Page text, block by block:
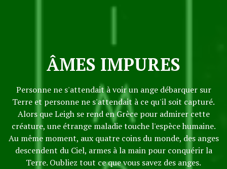
ÂMES IMPURES
Personne ne s'attendait à voir un ange débarquer sur
Terre et personne ne s'attendait à ce qu'il soit capturé.
Alors que Leigh se rend en Grèce pour admirer cette
créature, une étrange maladie touche l'espèce humaine.
Au même moment, aux quatre coins du monde, des anges
descendent du Ciel, armes à la main pour conquérir la
Terre. Oubliez tout ce que vous savez des anges.